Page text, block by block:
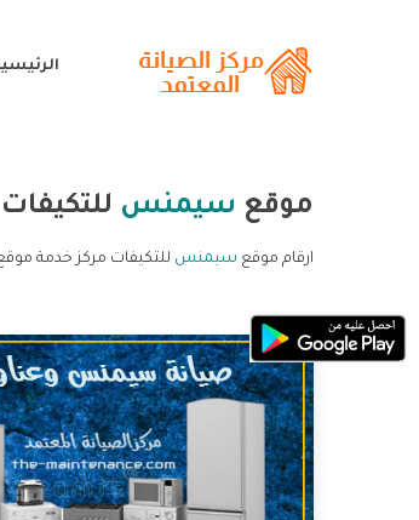
موقع سيمنس للتكيفات
ارقام موقع سيمنس للتكيفات مركز خدمة